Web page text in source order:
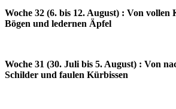
Woche 32 (6. bis 12. August) : Von vollen
Bögen und ledernen Äpfel
Woche 31 (30. Juli bis 5. August) : Von
Schilder und faulen Kürbissen